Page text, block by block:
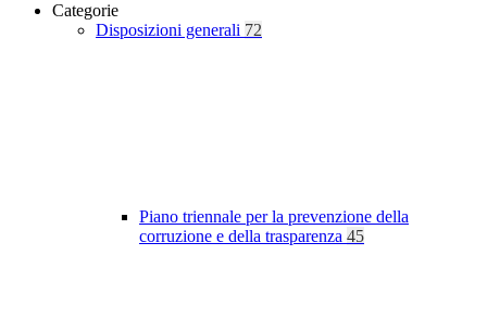
Categorie
Disposizioni generali 72
Piano triennale per la prevenzione della
corruzione e della trasparenza 45